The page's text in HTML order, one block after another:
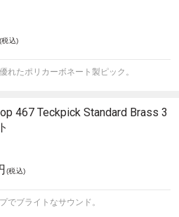
(税込)
れたポリカーボネート製ピック。
467 Teckpick Standard Brass 3
(税込)
でブライトなサウンド。